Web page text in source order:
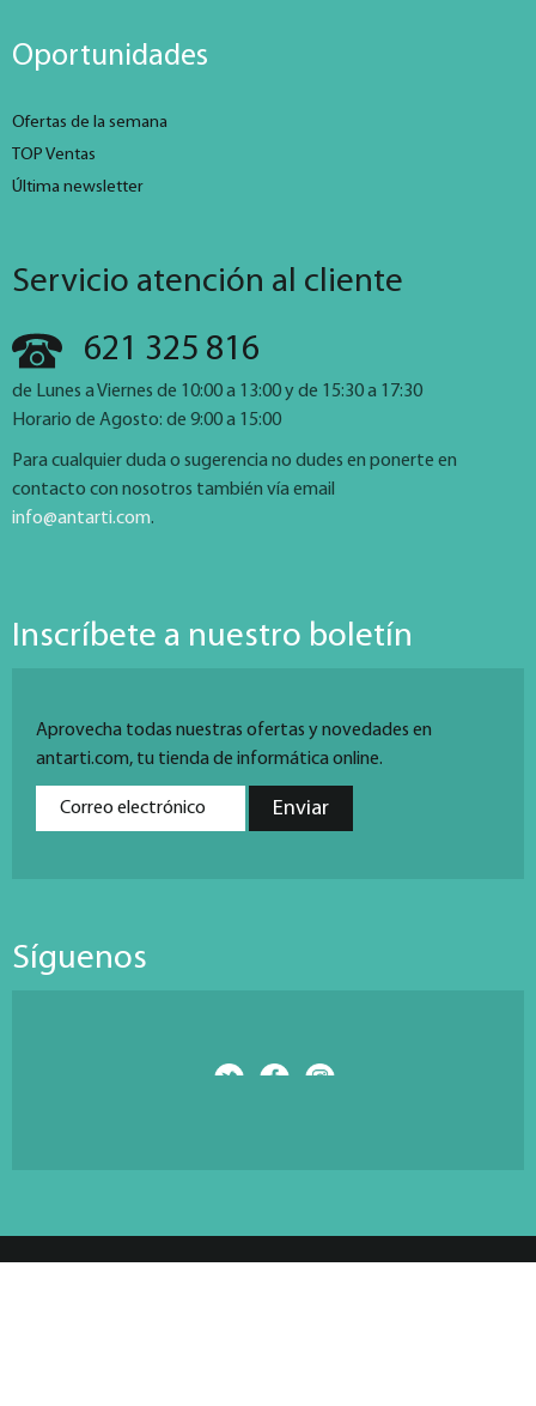
Oportunidades
Ofertas de la semana
TOP Ventas
Última newsletter
Servicio atención al cliente
621 325 816
de Lunes a Viernes de 10:00 a 13:00 y de 15:30 a 17:30
Horario de Agosto: de 9:00 a 15:00
Para cualquier duda o sugerencia no dudes en ponerte en
contacto con nosotros también vía email
info@antarti.com.
Inscríbete a nuestro boletín
Aprovecha todas nuestras ofertas y novedades en
antarti.com, tu tienda de informática online.
Síguenos